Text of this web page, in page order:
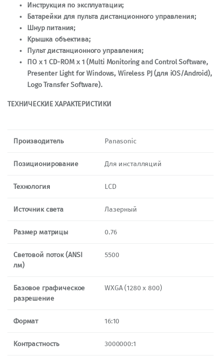
Инструкция по эксплуатации;
Батарейки для пульта дистанционного управления;
Шнур питания;
Крышка объектива;
Пульт дистанционного управления;
ПО x 1 CD-ROM х 1 (Multi Monitoring and Control Software,
Presenter Light for Windows, Wireless PJ (для iOS/Android),
Logo Transfer Software).
ТЕХНИЧЕСКИЕ ХАРАКТЕРИСТИКИ
Производитель Panasonic
Позиционирование Для инсталляций
Технология LCD
Источник света Лазерный
Размер матрицы 0.76
Световой поток (ANSI
лм)
5500
Базовое графическое
разрешение
WXGA (1280 x 800)
Формат 16:10
Контрастность 3000000:1